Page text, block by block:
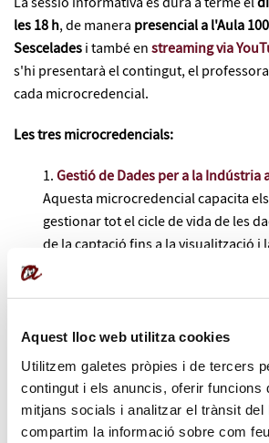
Aquest lloc web utilitza cookies
Utilitzem galetes pròpies i de tercers
contingut i els anuncis, oferir funcions
mitjans socials i analitzar el trànsit del
compartim la informació sobre com
les 18 h, de manera presencial a l'Aula
Sesceladesi també enstreaming via
s'hi presentarà el contingut, el
cada microcredencial.
Les tres microcredencials:
Gestió de Dades per a la Indústria
Aquesta microcredencial capacita
gestionar tot el cicle de vida de les
de la captació fins a la visualització i
Power BI s'ha convertit en un
decisions basada en dades, però
Aquesta proposta formativa respon a
amb una orientació clarament
Lideratge 360º per a
Desenvolupament Personal i
en l'autoconeixement i la gestió de